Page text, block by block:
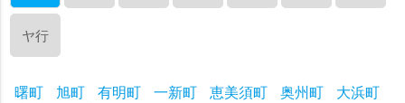
ヤ行
曙町 旭町 有明町 一新町 恵美須町 奥州町
大浜町